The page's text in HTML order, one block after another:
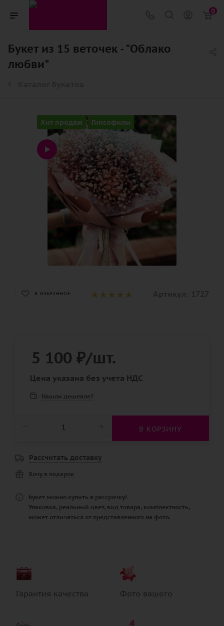
0
Букет из 15 веточек - "Облако
любви"
Хит продаж Гипсофилы
В ИЗБРАННОЕ
5 100 ₽/шт.
Цена указана без учета НДС
Нашли дешевле?
В КОРЗИНУ
Рассчитать доставку
Хочу в подарок
Букет можно купить в рассрочку!
Упаковка, реальный цвет, вид товара, комплектность,
может отличаться от представленного на фото.
Гарантия качества Фото вашего